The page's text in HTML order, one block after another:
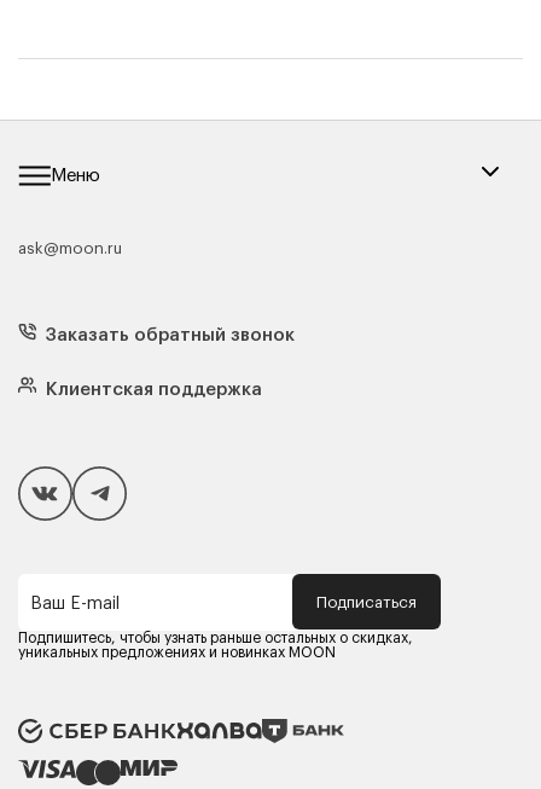
Меню
Каталог мебели
Кресла
Матрасы
Подушки
Чехлы и наматрасники
Покупателям
Способы оплаты
Компания MOON
Оферта
Политика конфиденциальности
Карьера в MOON
ask@moon.ru
Заказать обратный звонок
Клиентская поддержка
Ваш E-mail Подписаться
Подпишитесь, чтобы узнать раньше остальных о скидках,
уникальных предложениях и новинках MOON